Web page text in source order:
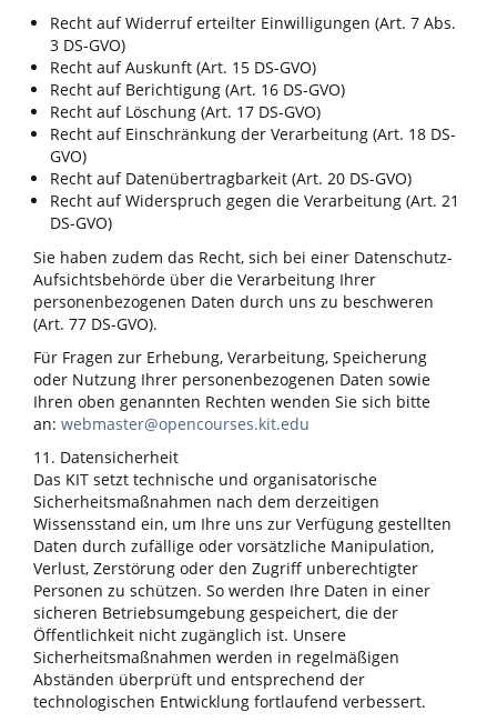
Recht auf Widerruf erteilter Einwilligungen (Art. 7 Abs.
3 DS-GVO)
Recht auf Auskunft (Art. 15 DS-GVO)
Recht auf Berichtigung (Art. 16 DS-GVO)
Recht auf Löschung (Art. 17 DS-GVO)
Recht auf Einschränkung der Verarbeitung (Art. 18 DS-
GVO)
Recht auf Datenübertragbarkeit (Art. 20 DS-GVO)
Recht auf Widerspruch gegen die Verarbeitung (Art. 21
DS-GVO)
Sie haben zudem das Recht, sich bei einer Datenschutz-
Aufsichtsbehörde über die Verarbeitung Ihrer
personenbezogenen Daten durch uns zu beschweren
(Art. 77 DS-GVO).
Für Fragen zur Erhebung, Verarbeitung, Speicherung
oder Nutzung Ihrer personenbezogenen Daten sowie
Ihren oben genannten Rechten wenden Sie sich bitte
an: webmaster@opencourses.kit.edu
11. Datensicherheit
Das KIT setzt technische und organisatorische
Sicherheitsmaßnahmen nach dem derzeitigen
Wissensstand ein, um Ihre uns zur Verfügung gestellten
Daten durch zufällige oder vorsätzliche Manipulation,
Verlust, Zerstörung oder den Zugriff unberechtigter
Personen zu schützen. So werden Ihre Daten in einer
sicheren Betriebsumgebung gespeichert, die der
Öffentlichkeit nicht zugänglich ist. Unsere
Sicherheitsmaßnahmen werden in regelmäßigen
Abständen überprüft und entsprechend der
technologischen Entwicklung fortlaufend verbessert.